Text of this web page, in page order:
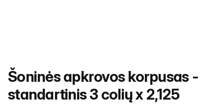
Produkto pavadinimas
Šoninės apkrovos korpusas -
standartinis 3 colių x 2,125